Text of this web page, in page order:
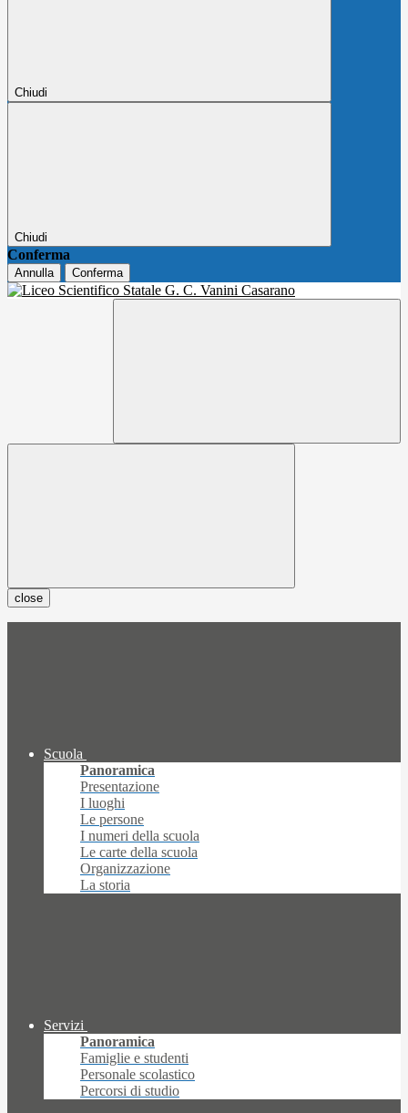
Chiudi
Chiudi
Conferma
Annulla Conferma
close
Scuola
Panoramica
Presentazione
I luoghi
Le persone
I numeri della scuola
Le carte della scuola
Organizzazione
La storia
Servizi
Panoramica
Famiglie e studenti
Personale scolastico
Percorsi di studio